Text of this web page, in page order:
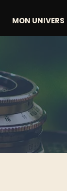
MON UNIVERS